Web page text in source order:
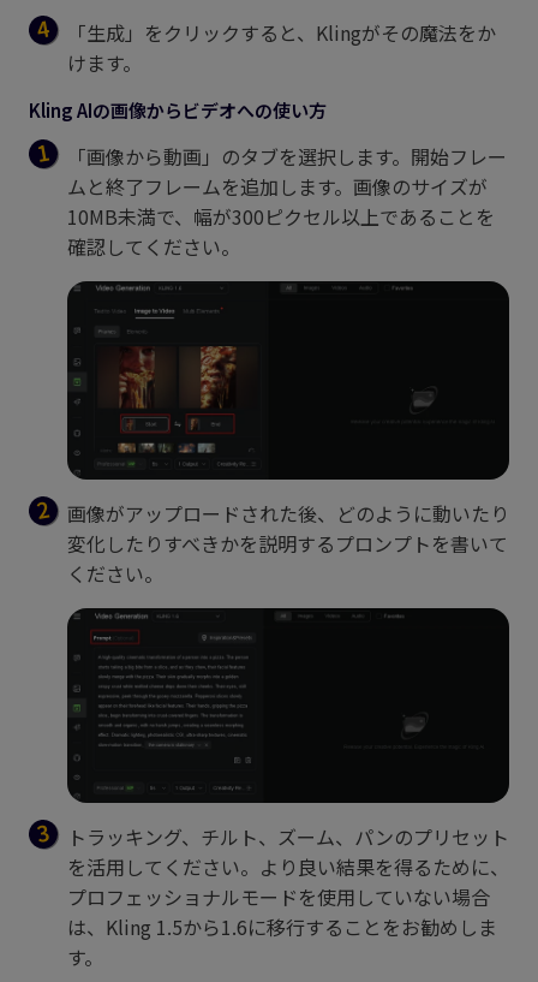
「生成」をクリックすると、Klingがその魔法をか
けます。
Kling AIの画像からビデオへの使い方
「画像から動画」のタブを選択します。開始フレー
ムと終了フレームを追加します。画像のサイズが
10MB未満で、幅が300ピクセル以上であることを
確認してください。
画像がアップロードされた後、どのように動いたり
変化したりすべきかを説明するプロンプトを書いて
ください。
トラッキング、チルト、ズーム、パンのプリセット
を活用してください。より良い結果を得るために、
プロフェッショナルモードを使用していない場合
は、Kling 1.5から1.6に移行することをお勧めしま
す。